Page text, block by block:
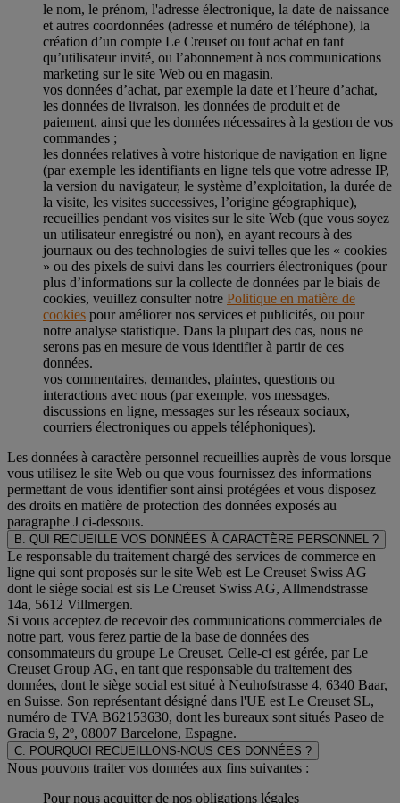
le nom, le prénom, l'adresse électronique, la date de naissance
et autres coordonnées (adresse et numéro de téléphone), la
création d’un compte Le Creuset ou tout achat en tant
qu’utilisateur invité, ou l’abonnement à nos communications
marketing sur le site Web ou en magasin.
vos données d’achat, par exemple la date et l’heure d’achat,
les données de livraison, les données de produit et de
paiement, ainsi que les données nécessaires à la gestion de vos
commandes ;
les données relatives à votre historique de navigation en ligne
(par exemple les identifiants en ligne tels que votre adresse IP,
la version du navigateur, le système d’exploitation, la durée de
la visite, les visites successives, l’origine géographique),
recueillies pendant vos visites sur le site Web (que vous soyez
un utilisateur enregistré ou non), en ayant recours à des
journaux ou des technologies de suivi telles que les « cookies
» ou des pixels de suivi dans les courriers électroniques (pour
plus d’informations sur la collecte de données par le biais de
cookies, veuillez consulter notre Politique en matière de
cookies pour améliorer nos services et publicités, ou pour
notre analyse statistique. Dans la plupart des cas, nous ne
serons pas en mesure de vous identifier à partir de ces
données.
vos commentaires, demandes, plaintes, questions ou
interactions avec nous (par exemple, vos messages,
discussions en ligne, messages sur les réseaux sociaux,
courriers électroniques ou appels téléphoniques).
Les données à caractère personnel recueillies auprès de vous lorsque
vous utilisez le site Web ou que vous fournissez des informations
permettant de vous identifier sont ainsi protégées et vous disposez
des droits en matière de protection des données exposés au
paragraphe J ci-dessous.
B. QUI RECUEILLE VOS DONNÉES À CARACTÈRE PERSONNEL ?
Le responsable du traitement chargé des services de commerce en
ligne qui sont proposés sur le site Web est Le Creuset Swiss AG
dont le siège social est sis Le Creuset Swiss AG, Allmendstrasse
14a, 5612 Villmergen.
Si vous acceptez de recevoir des communications commerciales de
notre part, vous ferez partie de la base de données des
consommateurs du groupe Le Creuset. Celle-ci est gérée, par Le
Creuset Group AG, en tant que responsable du traitement des
données, dont le siège social est situé à Neuhofstrasse 4, 6340 Baar,
en Suisse. Son représentant désigné dans l'UE est Le Creuset SL,
numéro de TVA B62153630, dont les bureaux sont situés Paseo de
Gracia 9, 2º, 08007 Barcelone, Espagne.
C. POURQUOI RECUEILLONS-NOUS CES DONNÉES ?
Nous pouvons traiter vos données aux fins suivantes :
Pour nous acquitter de nos obligations légales